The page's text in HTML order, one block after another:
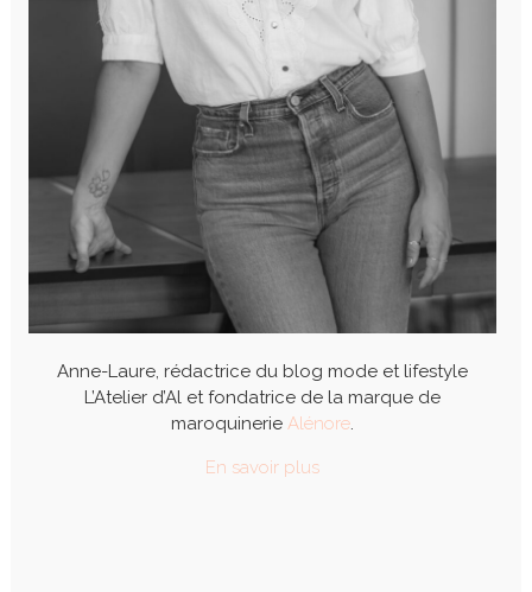
Anne-Laure, rédactrice du blog mode et lifestyle
L’Atelier d’Al et fondatrice de la marque de
maroquinerie Alénore.
En savoir plus